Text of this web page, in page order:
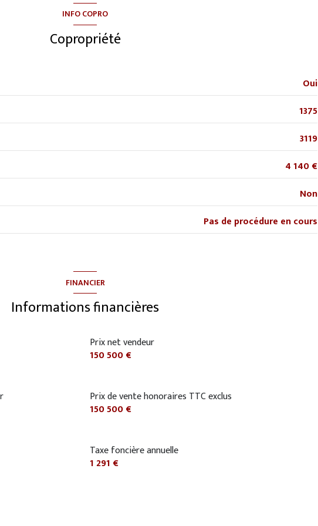
4.60 m²
INFO COPRO
Copropriété
Oui
1375
3119
4 140 €
Non
Pas de procédure en cours
FINANCIER
Informations financières
Prix net vendeur
150 500 €
Prix de vente honoraires TTC exclus
150 500 €
Taxe foncière annuelle
1 291 €